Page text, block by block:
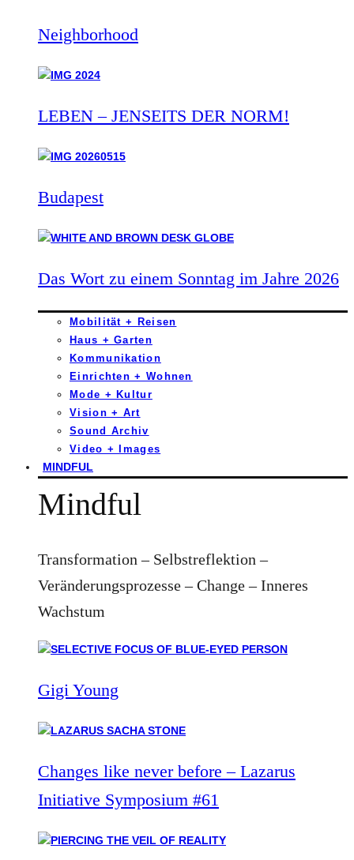
Neighborhood
LEBEN – JENSEITS DER NORM!
Budapest
Das Wort zu einem Sonntag im Jahre 2026
Mobilität + Reisen
Haus + Garten
Kommunikation
Einrichten + Wohnen
Mode + Kultur
Vision + Art
Sound Archiv
Video + Images
MINDFUL
Mindful
Transformation – Selbstreflektion –
Veränderungsprozesse – Change – Inneres
Wachstum
Gigi Young
Changes like never before – Lazarus
Initiative Symposium #61